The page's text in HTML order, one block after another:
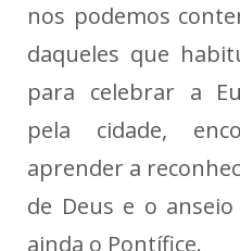
nos podemos
daqueles que
para celebrar a
pela cidade,
aprender a
de Deus e o anseio
ainda o Pontífice.